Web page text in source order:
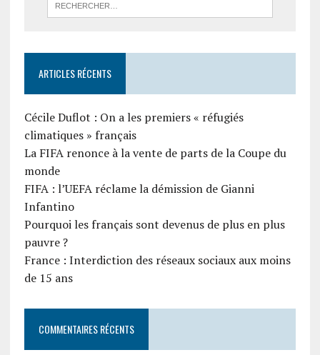
ARTICLES RÉCENTS
Cécile Duflot : On a les premiers « réfugiés
climatiques » français
La FIFA renonce à la vente de parts de la Coupe du
monde
FIFA : l’UEFA réclame la démission de Gianni
Infantino
Pourquoi les français sont devenus de plus en plus
pauvre ?
France : Interdiction des réseaux sociaux aux moins
de 15 ans
COMMENTAIRES RÉCENTS